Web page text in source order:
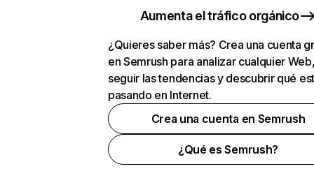
Aumenta el tráfico orgánico
¿Quieres saber más? Crea una cuenta
en Semrush para analizar cualquier
seguir las tendencias y descubrir qué
pasando en Internet.
Crea una cuenta en Semrush
¿Qué es Semrush?